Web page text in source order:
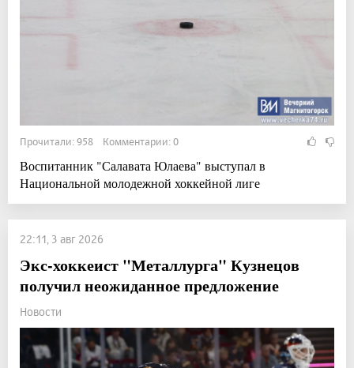
Прочитали: 958 Комментарии: 0
Воспитанник "Салавата Юлаева" выступал в
Национальной молодежной хоккейной лиге
22:11, 3 авг 2026
Экс-хоккеист "Металлурга" Кузнецов
получил неожиданное предложение
Новости